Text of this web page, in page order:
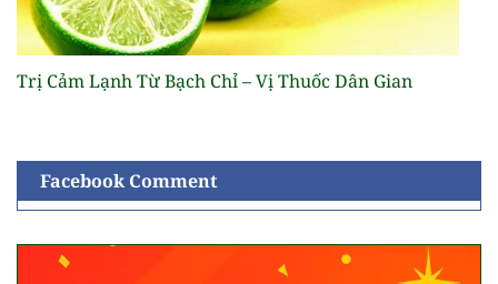
Trị Cảm Lạnh Từ Bạch Chỉ – Vị Thuốc Dân Gian
Facebook Comment